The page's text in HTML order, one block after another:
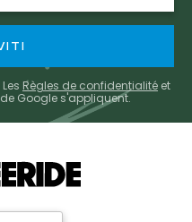
Règles de confidentialité et
de Google s'appliquent.